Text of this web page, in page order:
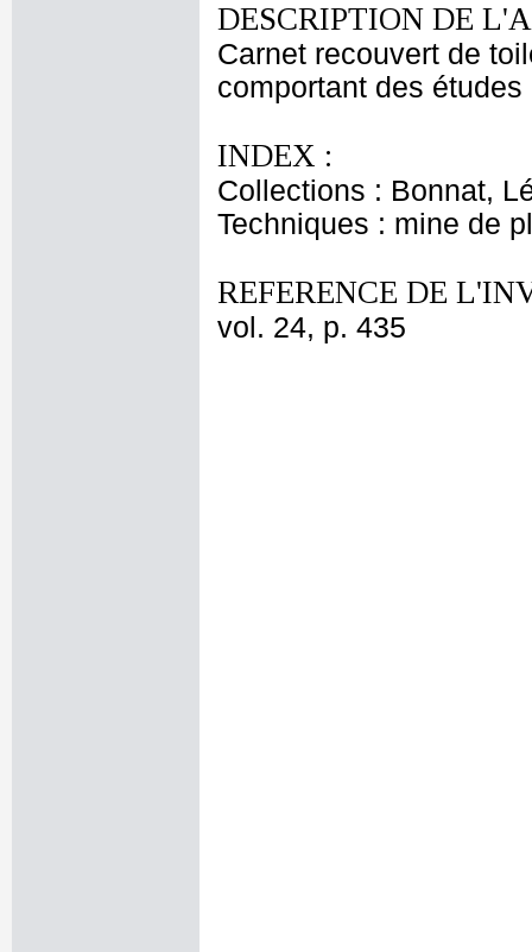
DESCRIPTION DE
Carnet recouvert de
comportant des
INDEX :
Collections : Bonnat,
Techniques : mine de
REFERENCE DE
vol. 24, p. 435